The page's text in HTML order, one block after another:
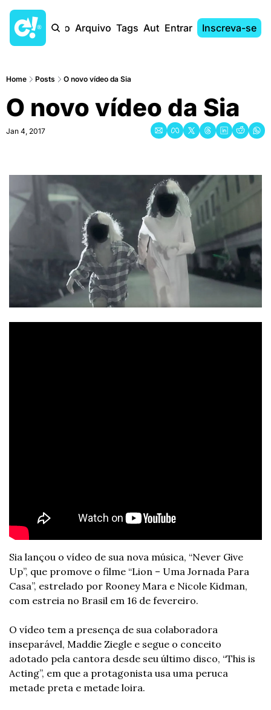
Início Arquivo Tags AutoresEntrar Inscreva-se
Home Posts O novo vídeo da Sia
O novo vídeo da Sia
Jan 4, 2017
Sia lançou o vídeo de sua nova música, “Never Give
Up”, que promove o filme “Lion – Uma Jornada Para
Casa”, estrelado por Rooney Mara e Nicole Kidman,
com estreia no Brasil em 16 de fevereiro.
O vídeo tem a presença de sua colaboradora
inseparável, Maddie Ziegle e segue o conceito
adotado pela cantora desde seu último disco, “This is
Acting”, em que a protagonista usa uma peruca
metade preta e metade loira.